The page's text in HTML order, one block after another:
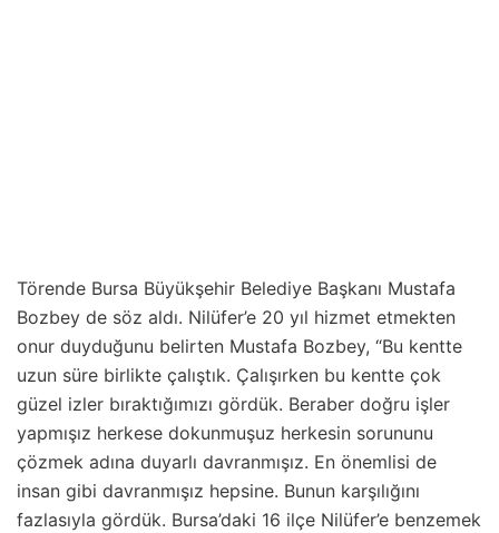
Törende Bursa Büyükşehir Belediye Başkanı Mustafa
Bozbey de söz aldı. Nilüfer’e 20 yıl hizmet etmekten
onur duyduğunu belirten Mustafa Bozbey, “Bu kentte
uzun süre birlikte çalıştık. Çalışırken bu kentte çok
güzel izler bıraktığımızı gördük. Beraber doğru işler
yapmışız herkese dokunmuşuz herkesin sorununu
çözmek adına duyarlı davranmışız. En önemlisi de
insan gibi davranmışız hepsine. Bunun karşılığını
fazlasıyla gördük. Bursa’daki 16 ilçe Nilüfer’e benzemek